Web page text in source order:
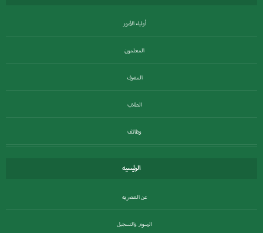
أولياء الأمور
المعلمون
المشرف
الطلاب
وظائف
الرئيسيه
عن العصريه
الرسوم والتسجيل